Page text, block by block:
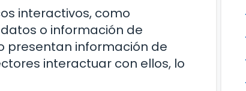
interactivos, como
o información de
presentan información de
interactuar con ellos, lo